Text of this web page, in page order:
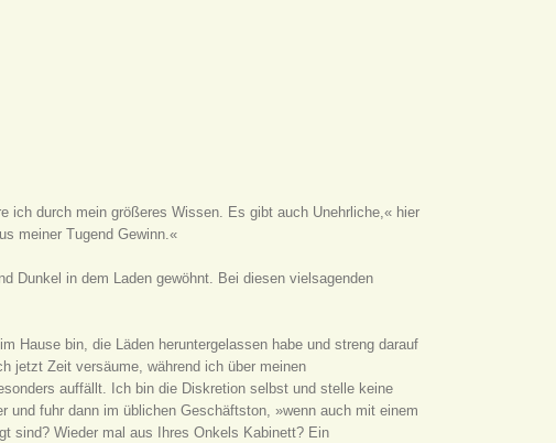
ich durch mein größeres Wissen. Es gibt auch Unehrliche,« hier
meiner Tugend Gewinn.«
Dunkel in dem Laden gewöhnt. Bei diesen vielsagenden
Hause bin, die Läden heruntergelassen habe und streng darauf
jetzt Zeit versäume, während ich über meinen
auffällt. Ich bin die Diskretion selbst und stelle keine
und fuhr dann im üblichen Geschäftston, »wenn auch mit einem
sind? Wieder mal aus Ihres Onkels Kabinett? Ein